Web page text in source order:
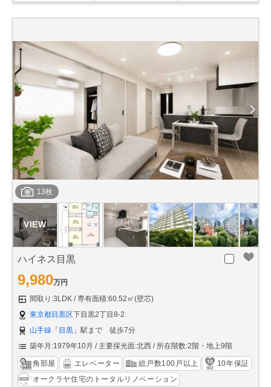
13枚
ハイネス目黒
9,980万円
間取り:3LDK
専有面積:60.52㎡(壁芯)
東京都目黒区下目黒2丁目8-2
山手線 「目黒 」駅まで 徒歩7分
築年月:1979年10月
主要採光面:北西 所在階数:2階・地上9階
角部屋 エレベーター 総戸数100戸以上
10年保証
オークラヤ住宅のトータルリノベーション